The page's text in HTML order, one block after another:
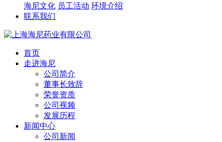
海尼文化 员工活动 环境介绍
联系我们
首页
走进海尼
公司简介
董事长致辞
荣誉资质
公司视频
发展历程
新闻中心
公司新闻